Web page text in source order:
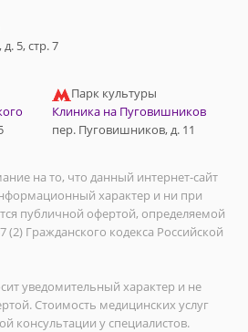
5, стр. 7
Парк культуры
Клиника на Пуговишников
пер. Пуговишников, д. 11
на то, что данный интернет-сайт
характер и ни при
публичной офертой, определяемой
Гражданского кодекса Российской
уведомительный характер и не
Стоимость медицинских услуг
консультации у специалистов.